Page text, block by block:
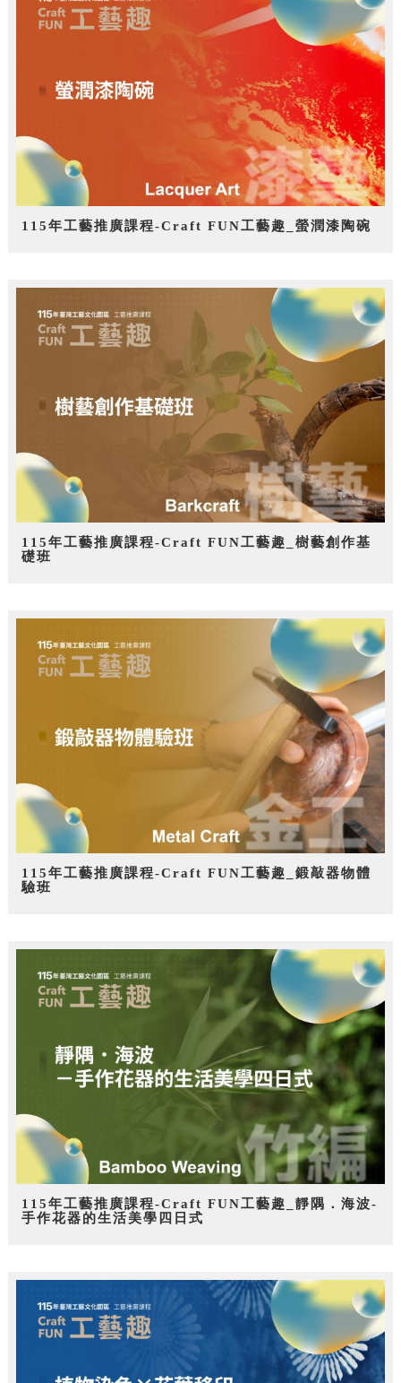
115年工藝推廣課程-Craft FUN工藝趣_螢潤漆陶碗
115年工藝推廣課程-Craft FUN工藝趣_樹藝創作基
礎班
115年工藝推廣課程-Craft FUN工藝趣_鍛敲器物體
驗班
115年工藝推廣課程-Craft FUN工藝趣_靜隅．海波-
手作花器的生活美學四日式